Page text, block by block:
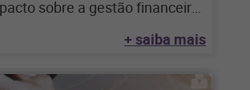
sobre a gestão financeira
+ saiba mais